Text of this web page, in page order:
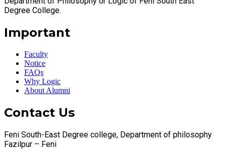
Degree College.
Important
Faculty
Notice
FAQs
Why Logic
About Alumni
Contact Us
Feni South-East Degree college, Department of philosophy
Fazilpur – Feni